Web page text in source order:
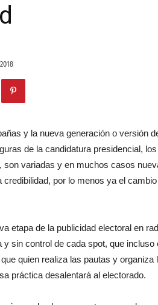
y la nueva generación o versión
de la candidatura presidencial,
son variadas y en muchos casos
credibilidad, por lo menos ya el
etapa de la publicidad electoral en
y sin control de cada spot, que
quien realiza las pautas y
práctica desalentará al electorado.